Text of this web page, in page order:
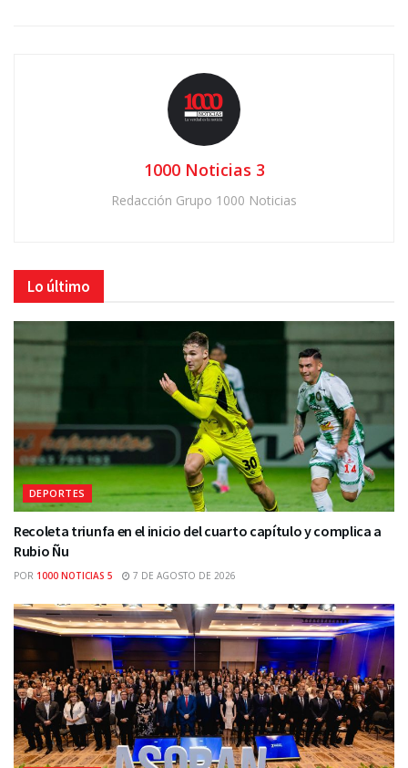
1000 Noticias 3
Redacción Grupo 1000 Noticias
Lo último
DEPORTES
Recoleta triunfa en el inicio del cuarto capítulo y complica a
Rubio Ñu
POR 1000 NOTICIAS 5 7 DE AGOSTO DE 2026